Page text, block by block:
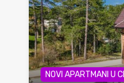
NOVI APARTMANI U